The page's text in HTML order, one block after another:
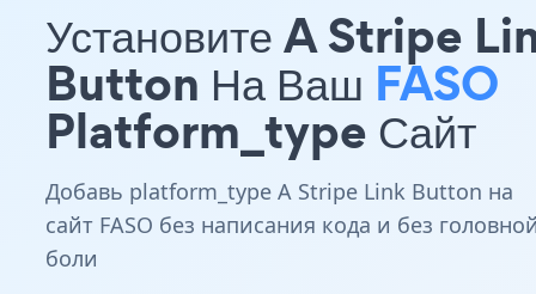
Установите A Stripe
Button На Ваш FASO
Platform_type Сайт
Добавь platform_type A Stripe Link Button на
сайт FASO без написания кода и без
боли